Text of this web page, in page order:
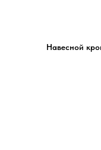
Навесной